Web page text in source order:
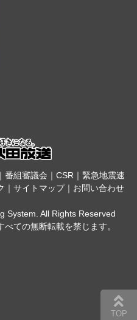
｜ 番組審議会 ｜ CSR｜ 緊急地震速
｜ サイトマップ｜ お問い合わせ
System. All Rights Reserved
ての無断転載を禁じます。